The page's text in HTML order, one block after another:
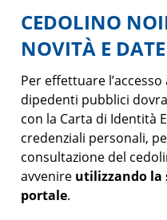
CEDOLINO
NOVITÀ E
Per effettuare
dipedenti pubblici
con la Carta di Identità
credenziali personali,
consultazione del
avvenire utilizzando la
portale.